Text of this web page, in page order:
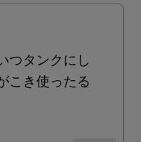
つタンクにし
こき使ったる